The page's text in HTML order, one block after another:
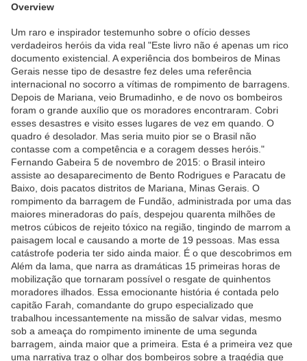
Overview
Um raro e inspirador testemunho sobre o ofício desses
verdadeiros heróis da vida real "Este livro não é apenas um rico
documento existencial. A experiência dos bombeiros de Minas
Gerais nesse tipo de desastre fez deles uma referência
internacional no socorro a vítimas de rompimento de barragens.
Depois de Mariana, veio Brumadinho, e de novo os bombeiros
foram o grande auxílio que os moradores encontraram. Cobri
esses desastres e visito esses lugares de vez em quando. O
quadro é desolador. Mas seria muito pior se o Brasil não
contasse com a competência e a coragem desses heróis."
Fernando Gabeira 5 de novembro de 2015: o Brasil inteiro
assiste ao desaparecimento de Bento Rodrigues e Paracatu de
Baixo, dois pacatos distritos de Mariana, Minas Gerais. O
rompimento da barragem de Fundão, administrada por uma das
maiores mineradoras do país, despejou quarenta milhões de
metros cúbicos de rejeito tóxico na região, tingindo de marrom a
paisagem local e causando a morte de 19 pessoas. Mas essa
catástrofe poderia ter sido ainda maior. É o que descobrimos em
Além da lama, que narra as dramáticas 15 primeiras horas de
mobilização que tornaram possível o resgate de quinhentos
moradores ilhados. Essa emocionante história é contada pelo
capitão Farah, comandante do grupo especializado que
trabalhou incessantemente na missão de salvar vidas, mesmo
sob a ameaça do rompimento iminente de uma segunda
barragem, ainda maior que a primeira. Esta é a primeira vez que
uma narrativa traz o olhar dos bombeiros sobre a tragédia que